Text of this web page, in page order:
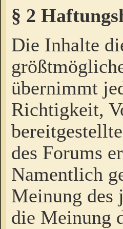
§ 2
Die Inhalte
übernimmt
Richtigkeit,
des Forums
Namentlich
Meinung des
die Meinung